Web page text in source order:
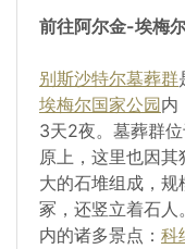
前往阿尔金-埃梅
别斯沙特尔墓葬群
埃梅尔国家公园内
3天2夜。墓葬群
原上，这里也因
大的石堆组成，
冢，还竖立着石人
内的诸多景点： 科